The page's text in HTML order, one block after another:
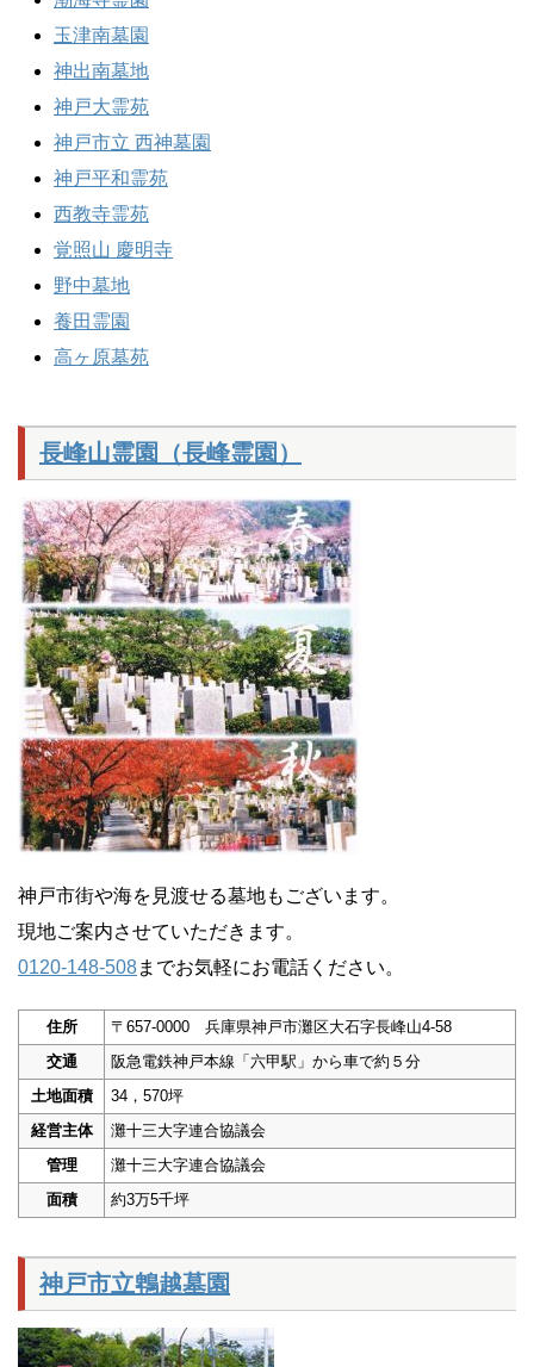
玉津南墓園
神出南墓地
神戸大霊苑
神戸市立 西神墓園
神戸平和霊苑
西教寺霊苑
覚照山 慶明寺
野中墓地
養田霊園
高ヶ原墓苑
長峰山霊園（長峰霊園）
神戸市街や海を見渡せる墓地もございます。
現地ご案内させていただきます。
0120-148-508までお気軽にお電話ください。
住所
〒657-0000 兵庫県神戸市灘区大石字長峰山4-58
交通
阪急電鉄神戸本線「六甲駅」から車で約５分
土地面積
34，570坪
経営主体
灘十三大字連合協議会
管理
灘十三大字連合協議会
面積
約3万5千坪
神戸市立鵯越墓園